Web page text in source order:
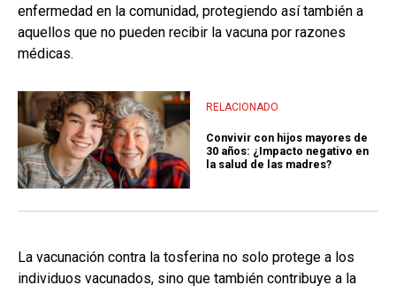
enfermedad en la comunidad, protegiendo así también a
aquellos que no pueden recibir la vacuna por razones
médicas.
RELACIONADO
Convivir con hijos mayores de
30 años: ¿Impacto negativo en
la salud de las madres?
La vacunación contra la tosferina no solo protege a los
individuos vacunados, sino que también contribuye a la